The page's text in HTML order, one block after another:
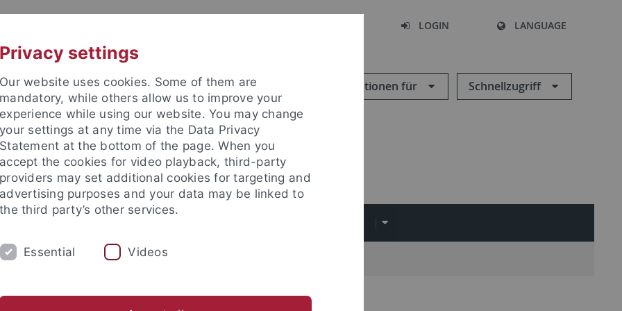
LOGIN LANGUAGE
Informationen für Schnellzugriff
College of Fellows Über das CoF
Privacy settings
Our website uses cookies. Some of them are
mandatory, while others allow us to improve your
experience while using our website. You may change
your settings at any time via the Data Privacy
Statement at the bottom of the page. When you
accept the cookies for video playback, third-party
providers may set additional cookies for targeting and
advertising purposes and your data may be linked to
the third party’s other services.
Essential Videos